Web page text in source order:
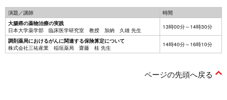
演題／講師
時間
大腸癌の薬物治療の実践
日本大学薬学部 臨床医学研究室 教授 加納 久雄 先生
13時00分～14時30分
調剤薬局におけるがんに関連する保険算定について
株式会社三祐産業 稲垣薬局 齋藤 桂 先生
14時40分～16時10分
ページの先頭へ戻る